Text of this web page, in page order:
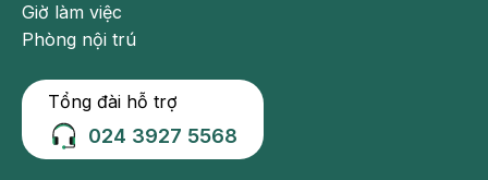
Giờ làm việc
Phòng nội trú
Tổng đài hỗ trợ
024 3927 5568